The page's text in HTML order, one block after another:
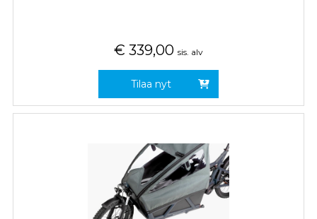
€ 339,00 sis. alv
Tilaa nyt